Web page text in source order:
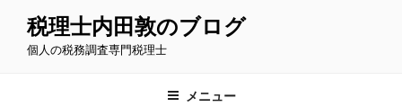
税理士内田敦のブログ
個人の税務調査専門税理士
メニュー